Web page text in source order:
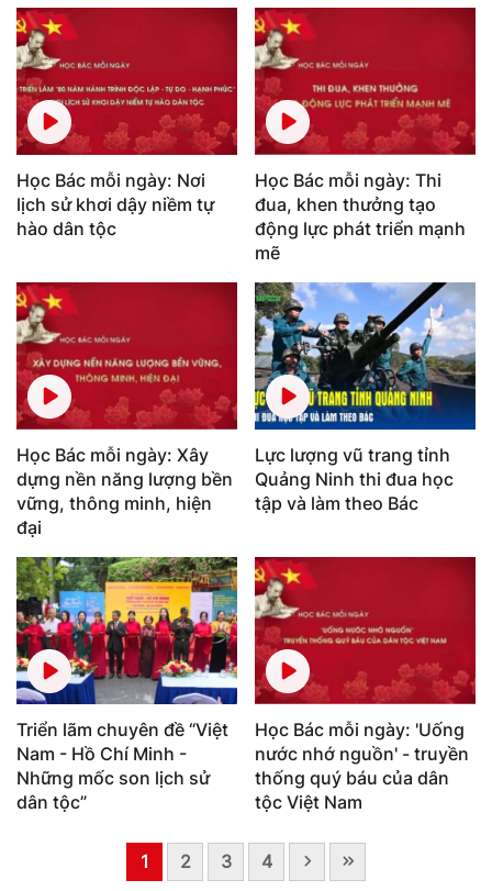
Học Bác mỗi ngày: Nơi
lịch sử khơi dậy niềm tự
hào dân tộc
Học Bác mỗi ngày: Thi
đua, khen thưởng tạo
động lực phát triển mạnh
mẽ
Học Bác mỗi ngày: Xây
dựng nền năng lượng bền
vững, thông minh, hiện
đại
Lực lượng vũ trang tỉnh
Quảng Ninh thi đua học
tập và làm theo Bác
Triển lãm chuyên đề “Việt
Nam - Hồ Chí Minh -
Những mốc son lịch sử
dân tộc”
Học Bác mỗi ngày: 'Uống
nước nhớ nguồn' - truyền
thống quý báu của dân
tộc Việt Nam
1 2 3 4